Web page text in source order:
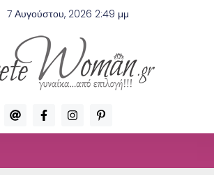
7 Αυγούστου, 2026 2:49 μμ
A
t
F
a
c
I
n
s
P
i
n